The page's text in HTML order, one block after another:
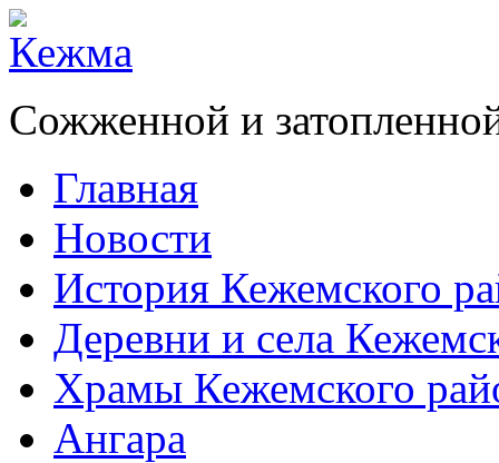
Сожженной и
Главная
Новости
История Кежемского
Деревни и села
Храмы Кежемского
Ангара